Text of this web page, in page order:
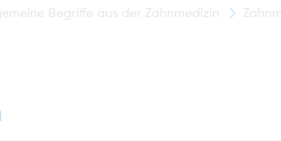
Begriffe aus der Zahnmedizin